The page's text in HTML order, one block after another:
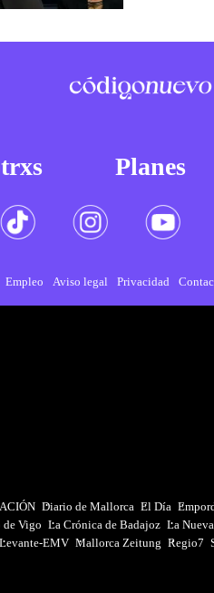
Planes
Empleo Aviso legal Privacidad
Diario de Mallorca El Día
de Vigo La Crónica de Badajoz La
Levante-EMV Mallorca Zeitung Regio7